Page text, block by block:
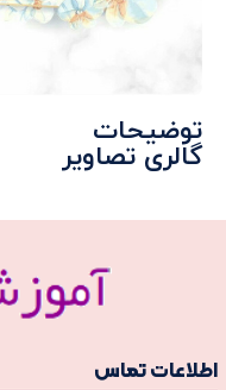
توضیحات
گالری تصاویر
تماس